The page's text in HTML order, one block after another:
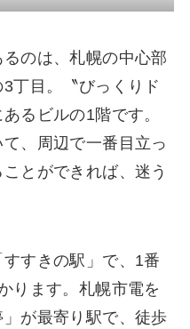
のは、札幌の中心部
3丁目。〝びっくりド
るビルの1階です。
、周辺で一番目立っ
とができれば、迷う
すきの駅」で、1番
ります。札幌市電を
が最寄り駅で、徒歩